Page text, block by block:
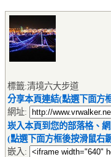
標籤:清境六大步道
分享本頁連結(點選下面方
網址:
崁入本頁到您的部落格、
(點選下面方框後按滑鼠右
嵌入: